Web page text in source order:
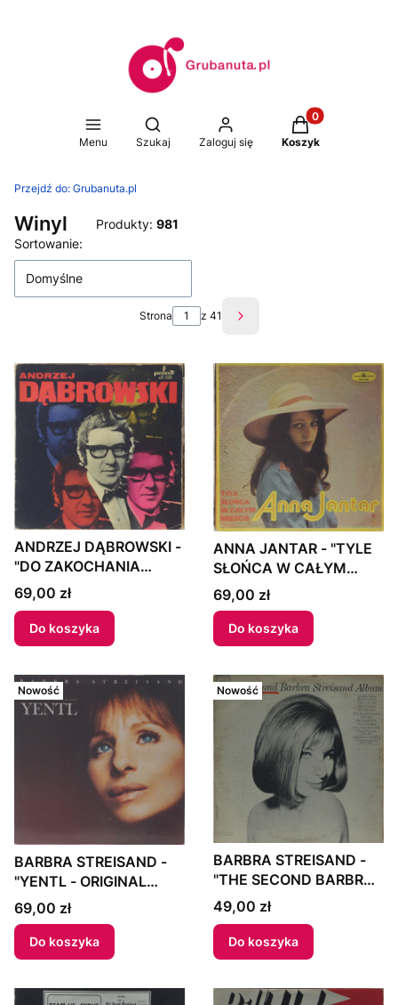
Menu
Otwórz wyszukiwarkę
Szukaj Zaloguj się
Produkty w
Koszyk
Przejdź do: Grubanuta.pl
Winyl Produkty: 981
Lista produktów
Sortowanie:
Domyślne
Strona z 41 Następne produkty
ANDRZEJ DĄBROWSKI -
"DO ZAKOCHANIA
JEDEN KROK" 1972
Poland
Cena
69,00 zł
Do koszyka
ANNA JANTAR - "TYLE
SŁOŃCA W CAŁYM
MIEŚCIE" 1974 Poland
Cena
69,00 zł
Do koszyka
Nowość
BARBRA STREISAND -
"YENTL - ORIGINAL
MOTION PICTURE
SOUNDTRACK" 1983
Europe
Cena
69,00 zł
Do koszyka
Nowość
BARBRA STREISAND -
"THE SECOND BARBRA
STREISAND ALBUM"
1963 US
Cena
49,00 zł
Do koszyka